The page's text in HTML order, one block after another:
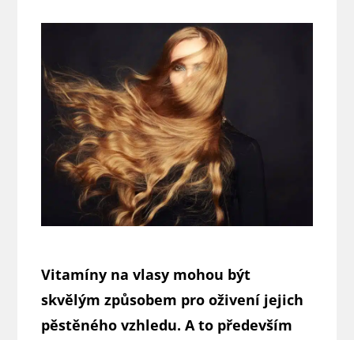
Vitamíny na vlasy mohou být
skvělým způsobem pro oživení jejich
pěstěného vzhledu. A to především